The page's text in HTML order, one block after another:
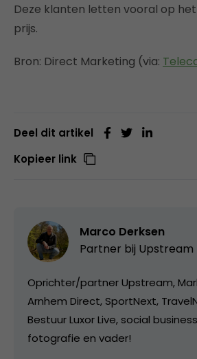
Deze klanten letten vooral op
prijs.
Bron: Direct Marketing (via:
Deel dit artikel
Kopieer link
Marco Derksen
Partner bij Upstream
Oprichter/partner Upstream,
Arnhem Direct, SportNext,
Bestuur Luxor Live, social
fotografie en vader!